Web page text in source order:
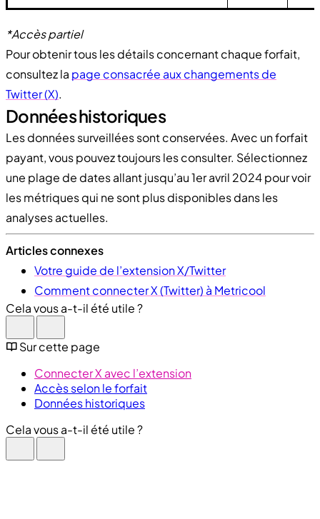
*Accès partiel
Pour obtenir tous les détails concernant chaque forfait,
consultez la page consacrée aux changements de
Twitter (X).
Données historiques
Les données surveillées sont conservées. Avec un forfait
payant, vous pouvez toujours les consulter. Sélectionnez
une plage de dates allant jusqu’au 1er avril 2024 pour voir
les métriques qui ne sont plus disponibles dans les
analyses actuelles.
Articles connexes
Votre guide de l’extension X/Twitter
Comment connecter X (Twitter) à Metricool
Cela vous a-t-il été utile ?
Sur cette page
Connecter X avec l’extension
Accès selon le forfait
Données historiques
Cela vous a-t-il été utile ?